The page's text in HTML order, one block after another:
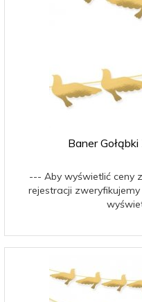
Baner
--- Aby wyświetlić ceny
rejestracji